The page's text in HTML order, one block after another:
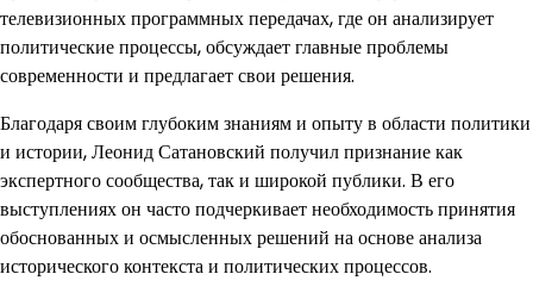
телевизионных программных передачах, где он анализирует
политические процессы, обсуждает главные проблемы
современности и предлагает свои решения.
Благодаря своим глубоким знаниям и опыту в области политики
и истории, Леонид Сатановский получил признание как
экспертного сообщества, так и широкой публики. В его
выступлениях он часто подчеркивает необходимость принятия
обоснованных и осмысленных решений на основе анализа
исторического контекста и политических процессов.